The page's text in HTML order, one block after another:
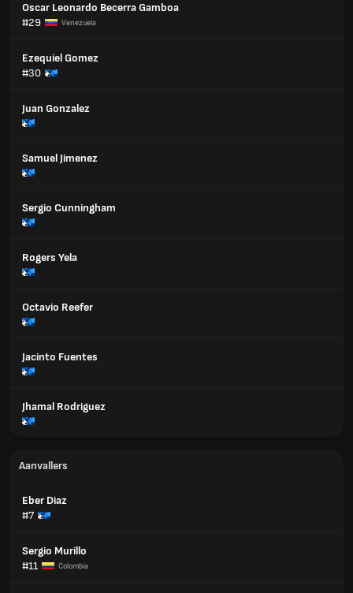
Oscar Leonardo Becerra Gamboa
#29
Venezuela
Ezequiel Gomez
#30
Juan Gonzalez
Samuel Jimenez
Sergio Cunningham
Rogers Yela
Octavio Reefer
Jacinto Fuentes
Jhamal Rodriguez
Aanvallers
Eber Diaz
#7
Sergio Murillo
#11
Colombia